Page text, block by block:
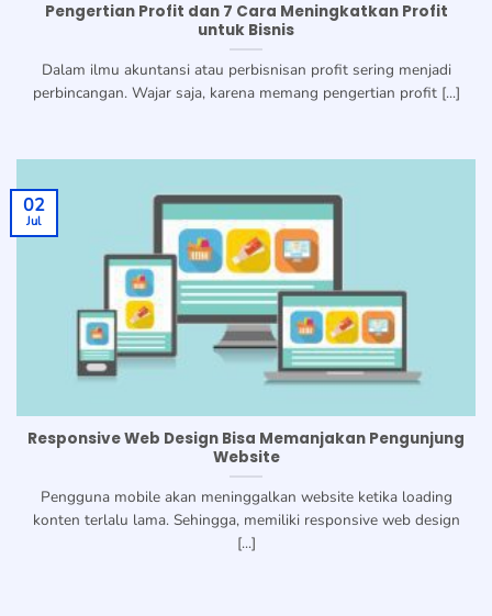
Pengertian Profit dan 7 Cara Meningkatkan Profit
untuk Bisnis
Dalam ilmu akuntansi atau perbisnisan profit sering menjadi
perbincangan. Wajar saja, karena memang pengertian profit [...]
Responsive Web Design Bisa Memanjakan Pengunjung
Website
Pengguna mobile akan meninggalkan website ketika loading
konten terlalu lama. Sehingga, memiliki responsive web design
[...]
02
Jul